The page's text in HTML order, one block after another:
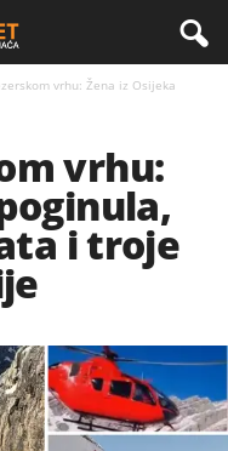
vrhu: Žena iz Osijeka
vrhu:
i troje